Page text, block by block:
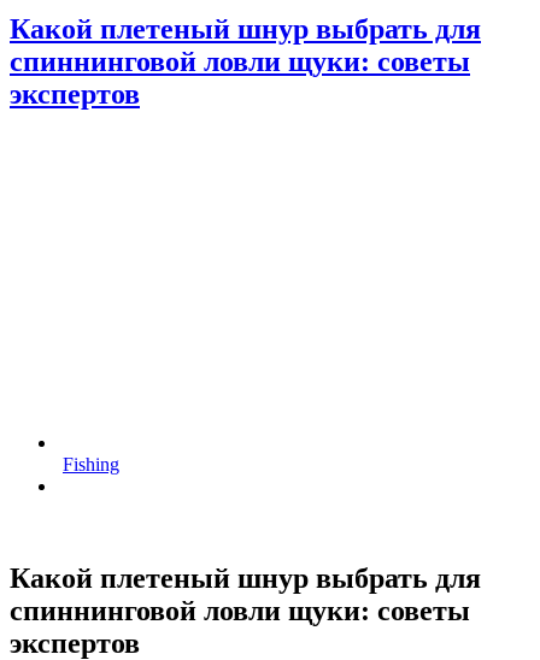
Какой плетеный шнур выбрать для
спиннинговой ловли щуки: советы
экспертов
Fishing
Какой плетеный шнур выбрать для
спиннинговой ловли щуки: советы
экспертов